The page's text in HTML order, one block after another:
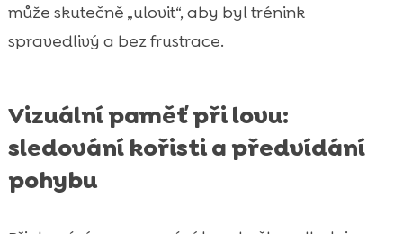
může skutečně „ulovit“, aby byl trénink
spravedlivý a bez frustrace.
Vizuální paměť při lovu:
sledování kořisti a předvídání
pohybu